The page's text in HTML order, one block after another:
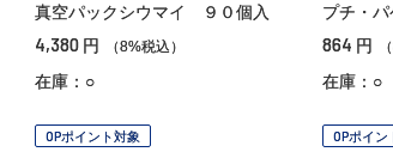
真空パックシウマイ ９０個入
4,380 円 （8%税込）
在庫：○
OPポイント対象
プチ・パ
864 円
在庫：○
OPポイン